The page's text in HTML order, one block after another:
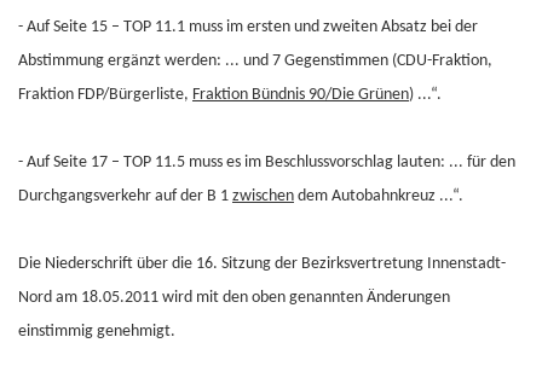
- Auf Seite 15 – TOP 11.1 muss im ersten und zweiten Absatz bei der
Abstimmung ergänzt werden: ... und 7 Gegenstimmen (CDU-Fraktion,
Fraktion FDP/Bürgerliste, Fraktion Bündnis 90/Die Grünen) ...“.
- Auf Seite 17 – TOP 11.5 muss es im Beschlussvorschlag lauten: ... für den
Durchgangsverkehr auf der B 1 zwischen dem Autobahnkreuz ...“.
Die Niederschrift über die 16. Sitzung der Bezirksvertretung Innenstadt-
Nord am 18.05.2011 wird mit den oben genannten Änderungen
einstimmig genehmigt.